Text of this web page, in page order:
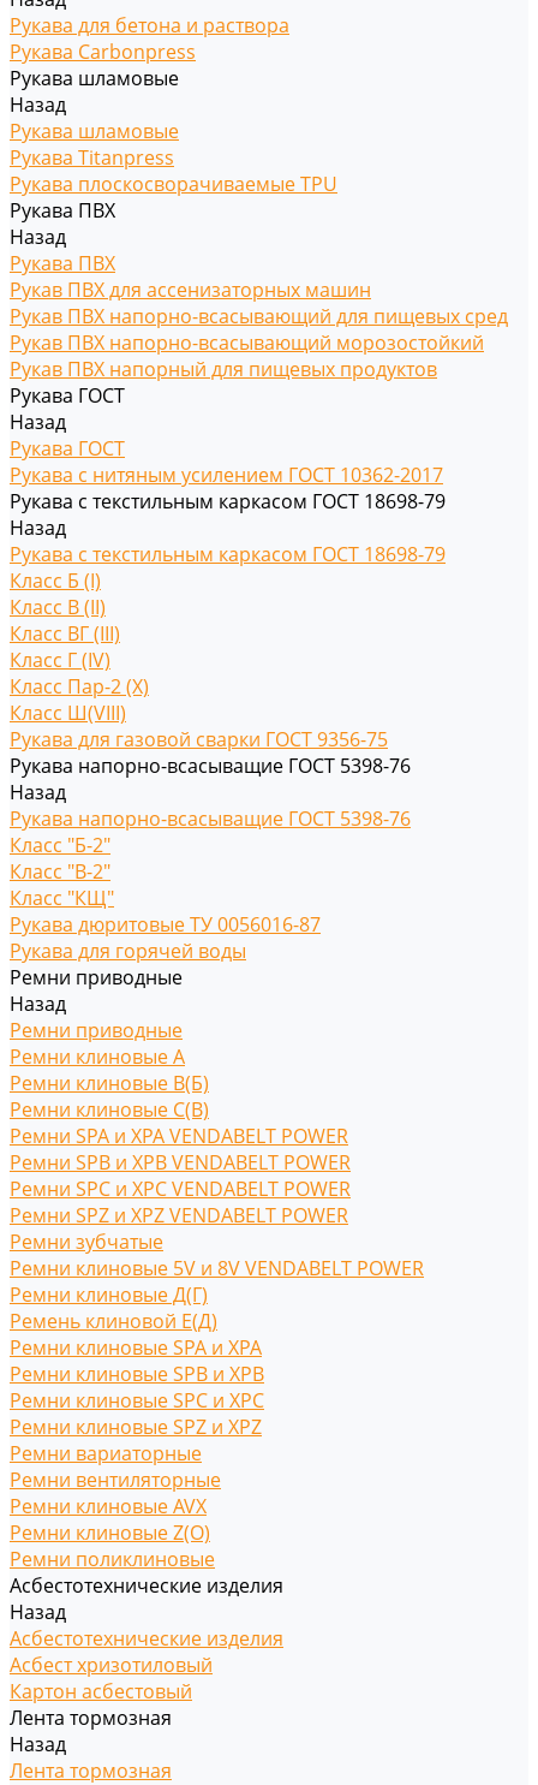
Рукава для бетона и раствора
Рукава Carbonpress
Рукава шламовые
Назад
Рукава шламовые
Рукава Titanpress
Рукава плоскосворачиваемые TPU
Рукава ПВХ
Назад
Рукава ПВХ
Рукав ПВХ для ассенизаторных машин
Рукав ПВХ напорно-всасывающий для пищевых сред
Рукав ПВХ напорно-всасывающий морозостойкий
Рукав ПВХ напорный для пищевых продуктов
Рукава ГОСТ
Назад
Рукава ГОСТ
Рукава с нитяным усилением ГОСТ 10362-2017
Рукава с текстильным каркасом ГОСТ 18698-79
Назад
Рукава с текстильным каркасом ГОСТ 18698-79
Класс Б (I)
Класс В (II)
Класс ВГ (III)
Класс Г (IV)
Класс Пар-2 (X)
Класс Ш(VIII)
Рукава для газовой сварки ГОСТ 9356-75
Рукава напорно-всасыващие ГОСТ 5398-76
Назад
Рукава напорно-всасыващие ГОСТ 5398-76
Класс "Б-2"
Класс "В-2"
Класс "КЩ"
Рукава дюритовые ТУ 0056016-87
Рукава для горячей воды
Ремни приводные
Назад
Ремни приводные
Ремни клиновые A
Ремни клиновые В(Б)
Ремни клиновые С(B)
Ремни SPA и XPA VENDABELT POWER
Ремни SPB и XPB VENDABELT POWER
Ремни SPC и XPC VENDABELT POWER
Ремни SPZ и XPZ VENDABELT POWER
Ремни зубчатые
Ремни клиновые 5V и 8V VENDABELT POWER
Ремни клиновые Д(Г)
Ремень клиновой Е(Д)
Ремни клиновые SPA и XPA
Ремни клиновые SPB и XPB
Ремни клиновые SPC и XPC
Ремни клиновые SPZ и XPZ
Ремни вариаторные
Ремни вентиляторные
Ремни клиновые AVX
Ремни клиновые Z(O)
Ремни поликлиновые
Асбестотехнические изделия
Назад
Асбестотехнические изделия
Асбест хризотиловый
Картон асбестовый
Лента тормозная
Назад
Лента тормозная